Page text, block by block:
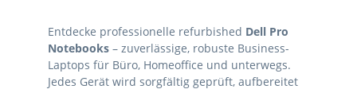
Entdecke professionelle refurbished Dell Pro
Notebooks – zuverlässige, robuste Business-
Laptops für Büro, Homeoffice und unterwegs.
Jedes Gerät wird sorgfältig geprüft, aufbereitet